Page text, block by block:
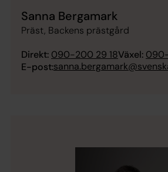
Sanna Bergamark
Präst, Backens prästgård
Direkt: 090-200 29 18Växel:
E-post: